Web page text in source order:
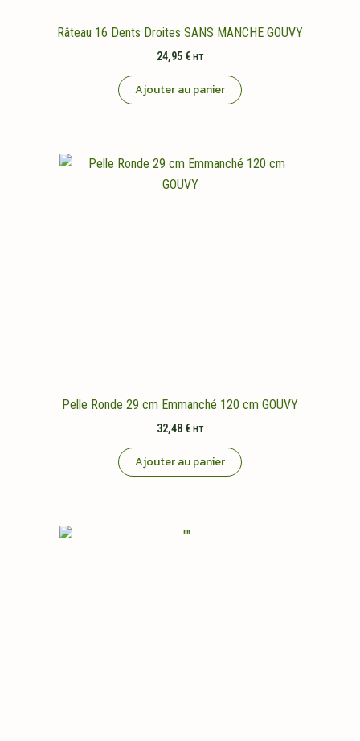
Râteau 16 Dents Droites SANS MANCHE GOUVY
24,95 € HT
Ajouter au panier
Pelle Ronde 29 cm Emmanché 120 cm GOUVY
32,48 € HT
Ajouter au panier